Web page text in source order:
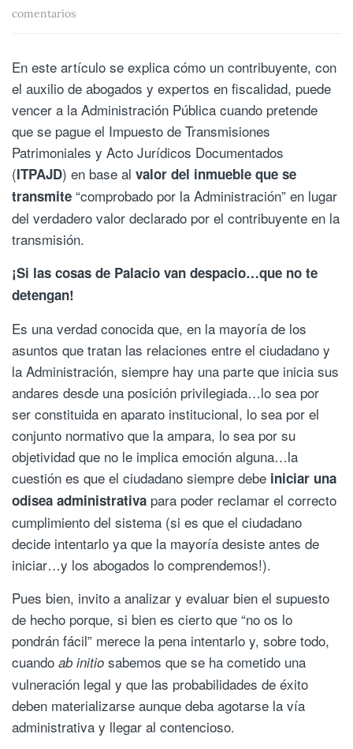
comentarios
En este artículo se explica cómo un contribuyente, con
el auxilio de abogados y expertos en fiscalidad, puede
vencer a la Administración Pública cuando pretende
que se pague el Impuesto de Transmisiones
Patrimoniales y Acto Jurídicos Documentados
(ITPAJD) en base al valor del inmueble que se
transmite “comprobado por la Administración” en lugar
del verdadero valor declarado por el contribuyente en la
transmisión.
¡Si las cosas de Palacio van despacio…que no te
detengan!
Es una verdad conocida que, en la mayoría de los
asuntos que tratan las relaciones entre el ciudadano y
la Administración, siempre hay una parte que inicia sus
andares desde una posición privilegiada…lo sea por
ser constituida en aparato institucional, lo sea por el
conjunto normativo que la ampara, lo sea por su
objetividad que no le implica emoción alguna…la
cuestión es que el ciudadano siempre debe iniciar una
odisea administrativa para poder reclamar el correcto
cumplimiento del sistema (si es que el ciudadano
decide intentarlo ya que la mayoría desiste antes de
iniciar…y los abogados lo comprendemos!).
Pues bien, invito a analizar y evaluar bien el supuesto
de hecho porque, si bien es cierto que “no os lo
pondrán fácil” merece la pena intentarlo y, sobre todo,
cuando ab initio sabemos que se ha cometido una
vulneración legal y que las probabilidades de éxito
deben materializarse aunque deba agotarse la vía
administrativa y llegar al contencioso.